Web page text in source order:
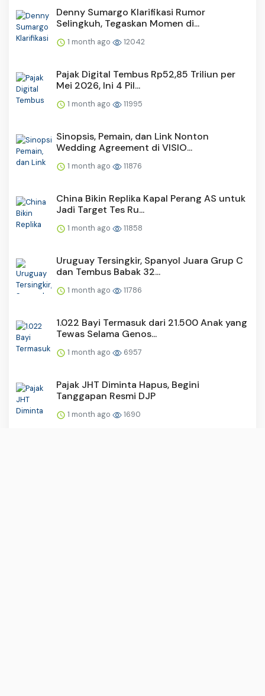
Denny Sumargo Klarifikasi Rumor
Selingkuh, Tegaskan Momen di...
1 month ago 12042
Pajak Digital Tembus Rp52,85 Triliun per
Mei 2026, Ini 4 Pil...
1 month ago 11995
Sinopsis, Pemain, dan Link Nonton
Wedding Agreement di VISIO...
1 month ago 11876
China Bikin Replika Kapal Perang AS untuk
Jadi Target Tes Ru...
1 month ago 11858
Uruguay Tersingkir, Spanyol Juara Grup C
dan Tembus Babak 32...
1 month ago 11786
1.022 Bayi Termasuk dari 21.500 Anak yang
Tewas Selama Genos...
1 month ago 6957
Pajak JHT Diminta Hapus, Begini
Tanggapan Resmi DJP
1 month ago 1690